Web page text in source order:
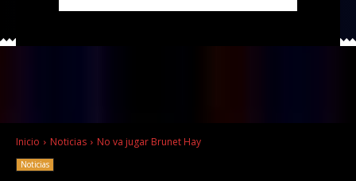
Inicio Noticias No va jugar Brunet Hay
Noticias